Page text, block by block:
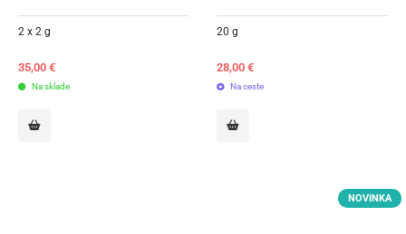
2 x 2 g
35,00 €
Na sklade
20 g
28,00 €
Na ceste
NOVINKA